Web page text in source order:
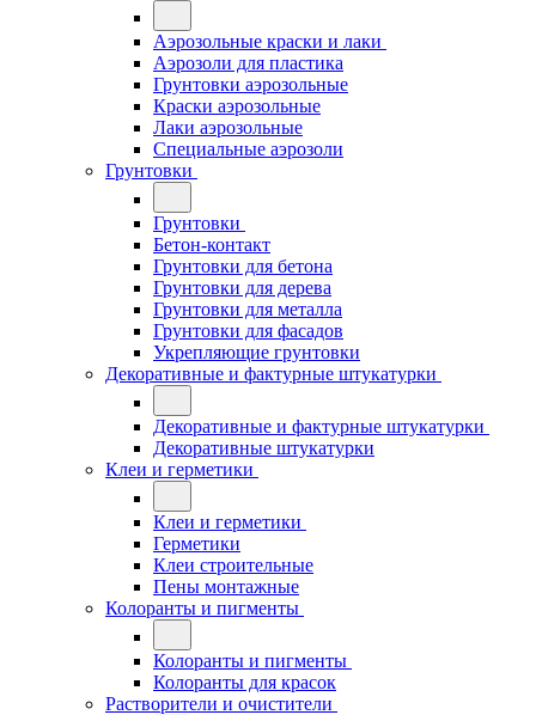
Аэрозольные краски и лаки
Аэрозоли для пластика
Грунтовки аэрозольные
Краски аэрозольные
Лаки аэрозольные
Специальные аэрозоли
Грунтовки
Грунтовки
Бетон-контакт
Грунтовки для бетона
Грунтовки для дерева
Грунтовки для металла
Грунтовки для фасадов
Укрепляющие грунтовки
Декоративные и фактурные штукатурки
Декоративные и фактурные штукатурки
Декоративные штукатурки
Клеи и герметики
Клеи и герметики
Герметики
Клеи строительные
Пены монтажные
Колоранты и пигменты
Колоранты и пигменты
Колоранты для красок
Растворители и очистители